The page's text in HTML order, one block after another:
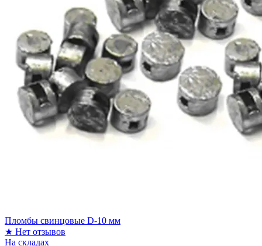
Пломбы свинцовые D-10 мм
★ Нет отзывов
На складах